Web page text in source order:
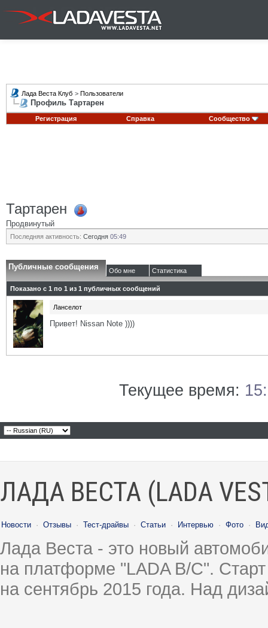
Лада Веста Клуб > Пользователи
Профиль Тартарен
Регистрация Справка Сообщество
Тартарен
Продвинутый
Последняя активность: Сегодня 05:49
Публичные сообщения Обо мне Статистика
Показано с 1 по 1 из 1 публичных сообщений
Ланселот
Привет! Nissan Note ))))
Текущее время:
ЛАДА ВЕСТА (LADA
Новости · Отзывы · Тест-драйвы · Статьи · Интервью · Фото ·
Лада Веста - это новый
на платформе "LADA B/C".
на сентябрь 2015 года. Над